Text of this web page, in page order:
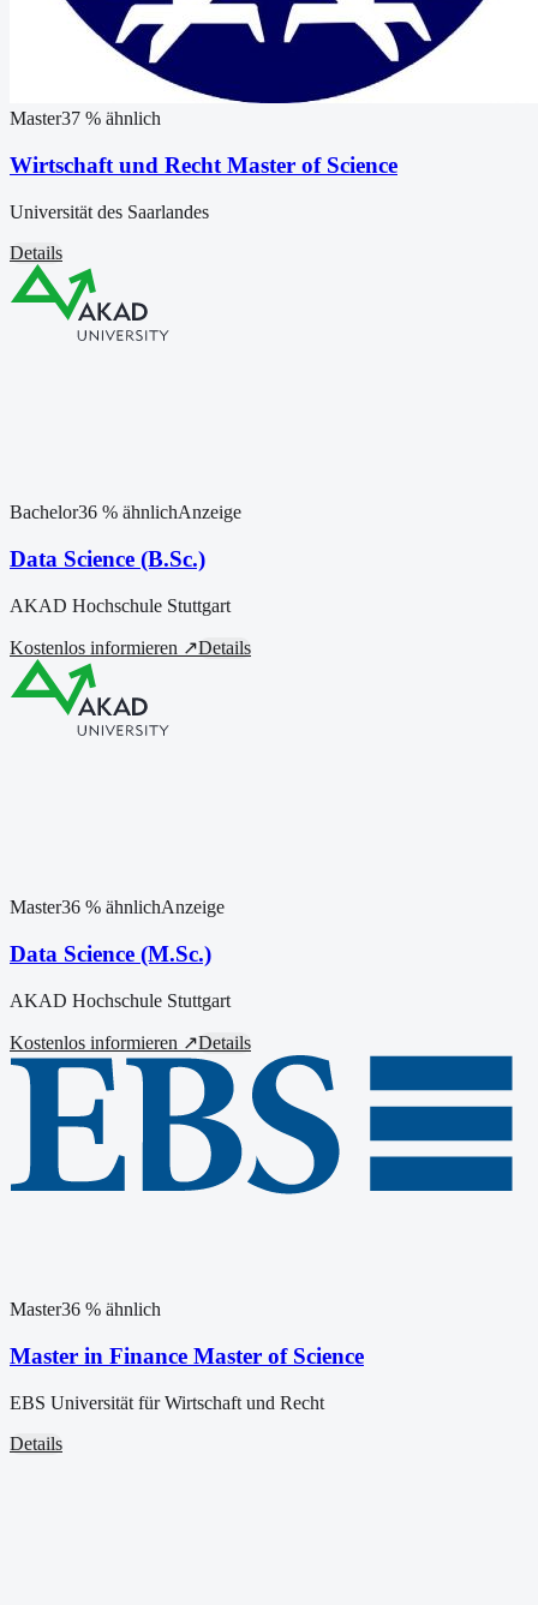
Master37 % ähnlich
Wirtschaft und Recht Master of Science
Universität des Saarlandes
Details
Bachelor36 % ähnlichAnzeige
Data Science (B.Sc.)
AKAD Hochschule Stuttgart
Kostenlos informieren ↗Details
Master36 % ähnlichAnzeige
Data Science (M.Sc.)
AKAD Hochschule Stuttgart
Kostenlos informieren ↗Details
Master36 % ähnlich
Master in Finance Master of Science
EBS Universität für Wirtschaft und Recht
Details